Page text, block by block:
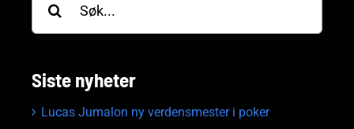
etter:
Siste nyheter
Lucas Jumalon ny verdensmester i poker